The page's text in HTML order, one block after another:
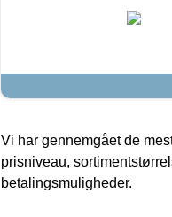
Vi har gennemgået de
prisniveau,
betalingsmuligheder.